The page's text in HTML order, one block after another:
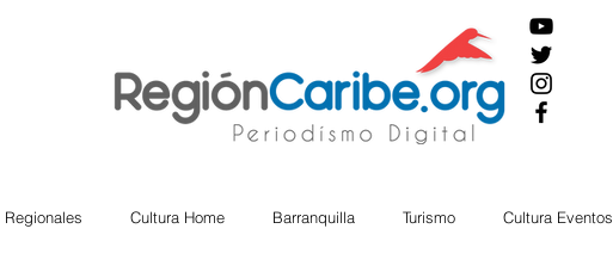
Regionales Cultura Home Barranquilla Turismo Cultura Eventos